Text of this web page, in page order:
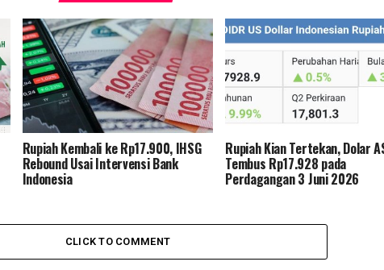
Rupiah Kembali ke Rp17.900, IHSG
Rebound Usai Intervensi Bank
Indonesia
Rupiah Kian Tertekan, Dolar
Tembus Rp17.928 pada
Perdagangan 3 Juni 2026
CLICK TO COMMENT